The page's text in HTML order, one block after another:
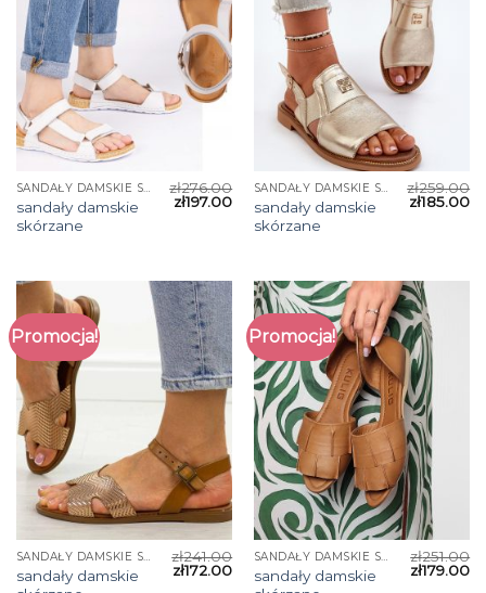
SANDAŁY DAMSKIE SKÓRZANE
sandały damskie
skórzane
zł276.00
zł197.00
SANDAŁY DAMSKIE SKÓRZANE
sandały damskie
skórzane
zł259.00
zł185.00
Promocja!
SANDAŁY DAMSKIE SKÓRZANE
sandały damskie
zł241.00
zł172.00
Promocja!
SANDAŁY DAMSKIE SKÓRZANE
sandały damskie
zł251.00
zł179.00